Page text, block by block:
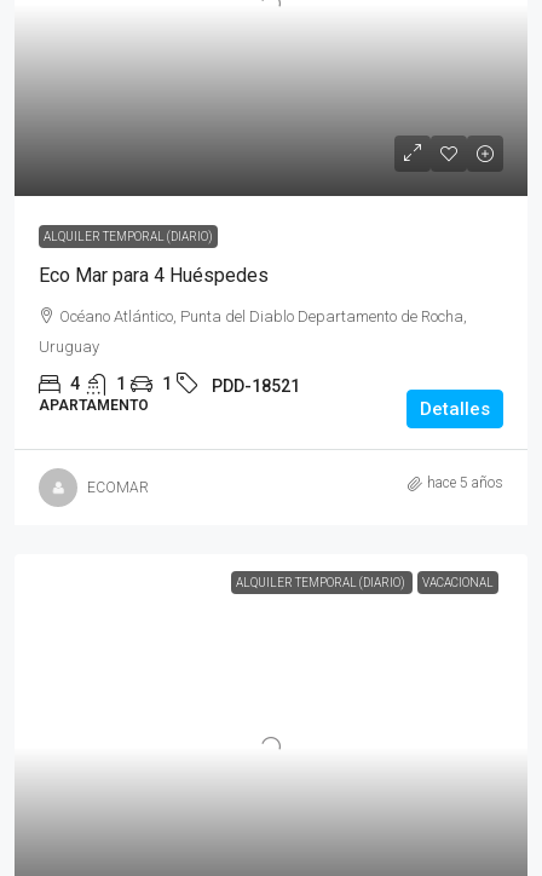
ALQUILER TEMPORAL (DIARIO)
Eco Mar para 4 Huéspedes
Océano Atlántico, Punta del Diablo Departamento de Rocha,
Uruguay
4 1 1 PDD-18521
APARTAMENTO Detalles
ECOMAR hace 5 años
ALQUILER TEMPORAL (DIARIO) VACACIONAL